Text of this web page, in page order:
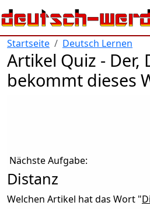
Direkt zum Inhalt
Startseite Deutsch Lernen
Artikel Quiz - Der,
bekommt dieses
Nächste Aufgabe:
Distanz
Welchen Artikel hat das Wort "